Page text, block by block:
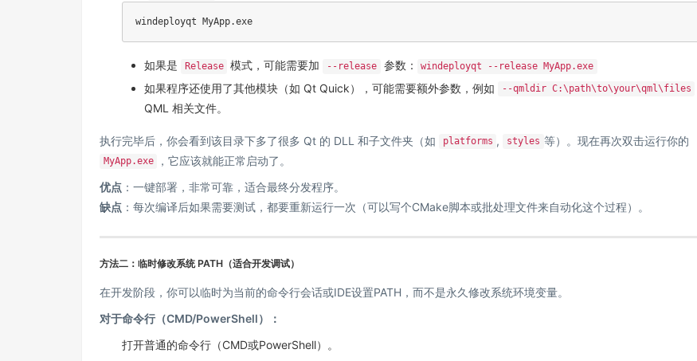
如果是 Release 模式，可能需要加 --release 参数： windeployqt --release MyApp.exe
如果程序还使用了其他模块（如 Qt Quick），可能需要额外参数，例如 --qmldir C:\path\to\your\qml\files
QML 相关文件。
执行完毕后，你会看到该目录下多了很多 Qt 的 DLL 和子文件夹（如 platforms , styles 等）。现在再次双击运行你的
MyApp.exe
，它应该就能正常启动了。
优点 ：一键部署，非常可靠，适合最终分发程序。
缺点 ：每次编译后如果需要测试，都要重新运行一次（可以写个CMake脚本或批处理文件来自动化这个过程）。
方法二：临时修改系统 PATH（适合开发调试）
在开发阶段，你可以临时为当前的命令行会话或IDE设置PATH，而不是永久修改系统环境变量。
对于命令行（CMD/PowerShell）：
打开普通的命令行（CMD或PowerShell）。